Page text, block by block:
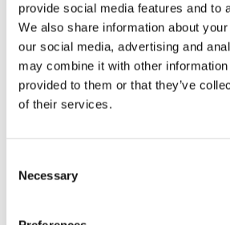
provide social media features and to
We also share information about
our social media, advertising and
may combine it with other information
provided to them or that they’ve
of their services.
Selection
Necessary
A Bluebird é uma empresa
fabricante global de
industriais, tablets e
pagamento móvel, com mais de
em mais de 120 países.
móveis seguros até
todos os mercados,
informações onde quer que
tempo real sobre as